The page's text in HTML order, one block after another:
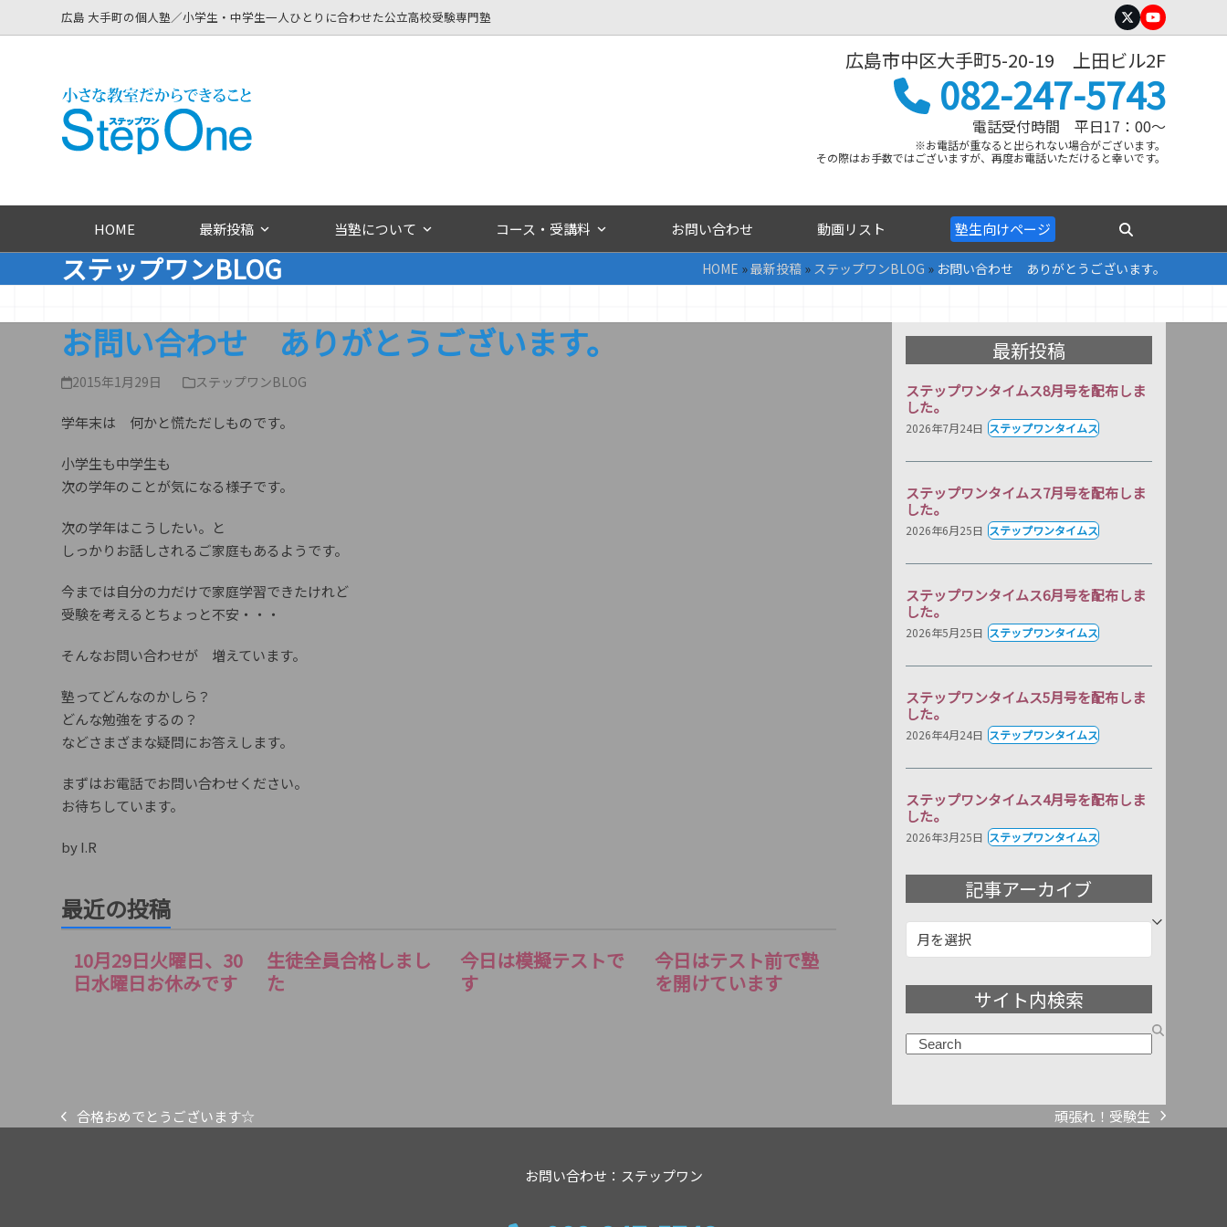
to
広島 大手町の個人塾／小学生・中学生一人ひとりに合わせた公立高校受験専門塾 TwitterYouTube
広島市中区大手町5-20-19 上田ビル2F
082-247-5743
電話受付時間 平日17：00～
※お電話が重なると出られない場合がございます。
その際はお手数ではございますが、再度お電話いただけると幸いです。
HOME 最新投稿 当塾について コース・受講料 お問い合わせ 動画リスト 塾生向けページ
ステップワンBLOG HOME »最新投稿» ステップワンBLOG » お問い合わせ ありがとうございます。
お問い合わせ ありがとうございます。
2015年1月29日 ステップワンBLOG
学年末は 何かと慌ただしものです。
小学生も中学生も
次の学年のことが気になる様子です。
次の学年はこうしたい。と
しっかりお話しされるご家庭もあるようです。
今までは自分の力だけで家庭学習できたけれど
受験を考えるとちょっと不安・・・
そんなお問い合わせが 増えています。
塾ってどんなのかしら？
どんな勉強をするの？
などさまざまな疑問にお答えします。
まずはお電話でお問い合わせください。
お待ちしています。
by I.R
最近の投稿
10月29日火曜日、30
日水曜日お休みです
生徒全員合格しまし
た
今日は模擬テストで
す
今日はテスト前で塾
を開けています
最新投稿
ステップワンタイムス8月号を配布しま
した。
2026年7月24日 ステップワンタイムス
ステップワンタイムス7月号を配布しま
した。
2026年6月25日 ステップワンタイムス
ステップワンタイムス6月号を配布しま
した。
2026年5月25日 ステップワンタイムス
ステップワンタイムス5月号を配布しま
した。
2026年4月24日 ステップワンタイムス
ステップワンタイムス4月号を配布しま
した。
2026年3月25日 ステップワンタイムス
記事アーカイブ
事
サイト内検索
previous
合格おめでとうございます☆
next
頑張れ！受験生
お問い合わせ：ステップワン